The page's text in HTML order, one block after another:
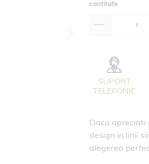
cantitate
SUPORT
TELEFONIC
Daca apreciati
design in linii
alegerea